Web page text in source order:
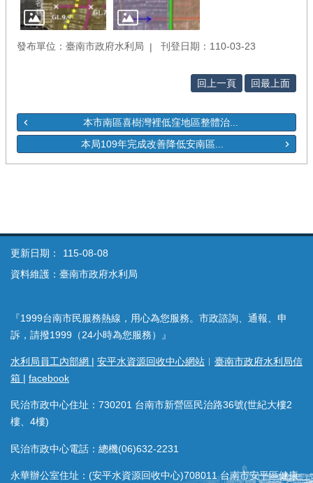
發布單位：臺南市政府水利局 刊登日期：110-03-23
回上一頁 回最上面
本市南區喜樹灣裡低窪地區整體治...
本局109年完成改善降低安南區...
更新日期：
115-08-08
資料維護：臺南市政府水利局
『1999台南市民服務熱線，用心為您服務。市政諮詢、通報、申
訴，請撥1999（24小時為您服務）』
水利局員工內部網 | 安平水資源回收中心網站 ︱ 臺南市政府水利局信
箱 | facebook
民治市政中心住址：730201 台南市新營區民治路36號(世紀大樓2
樓、4樓)
民治市政中心電話：總機(06)632-2231
永華辦公室住址：(安平水資源回收中心)708011 台南市安平區健康